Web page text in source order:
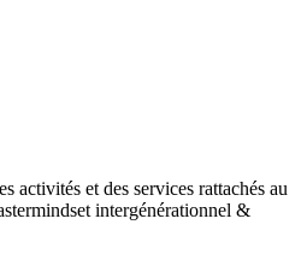
activités et des services rattachés au
intergénérationnel &